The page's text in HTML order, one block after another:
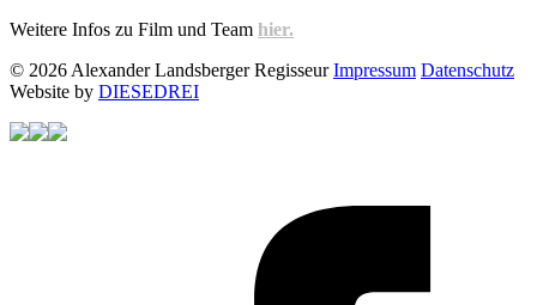
Weitere Infos zu Film und Team hier.
© 2026 Alexander Landsberger Regisseur Impressum Datenschutz
Website by DIESEDREI